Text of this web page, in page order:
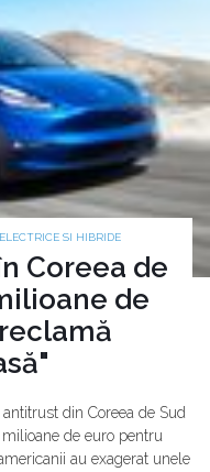
SI HIBRIDE
Coreea de
de
din Coreea de Sud
de euro pentru
au exagerat unele